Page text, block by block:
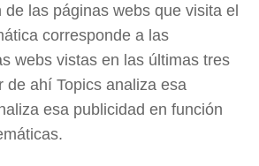
de las páginas webs que visita el
corresponde a las
webs vistas en las últimas tres
de ahí Topics analiza esa
esa publicidad en función